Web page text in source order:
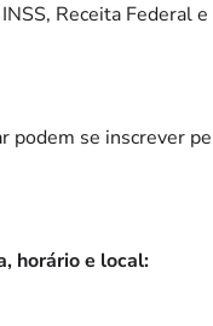
Receita Federal
podem se inscrever
horário e local: